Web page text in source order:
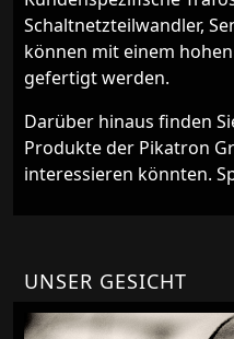
Schaltnetzteilwandler,
können mit einem
gefertigt werden.
Darüber hinaus finden
Produkte der Pikatron
interessieren könnten.
UNSER GESICHT